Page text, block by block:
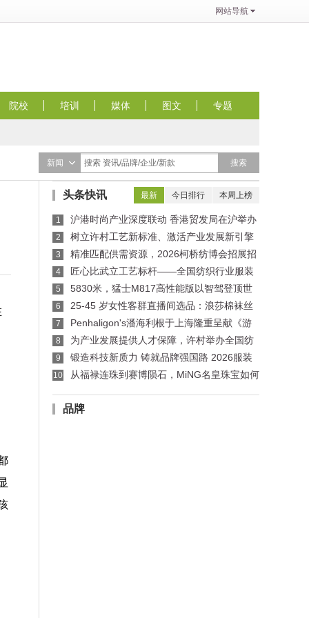
网站导航
院校 培训 媒体 图文 专题
新闻 搜索 资讯/品牌/企业/新款 搜索
最新 今日排行 本周上榜
头条快讯
1
沪港时尚产业深度联动 香港贸发局在沪举办
买手沙龙，推动业界交流
2
树立许村工艺新标准、激活产业发展新引擎
——纺织行业服装制版师/缝纫工（服装制作工）
职业技能竞赛许村选拔赛圆满收官！
3
精准匹配供需资源，2026柯桥纺博会招展招
商对接会即将举行！
4
匠心比武立工艺标杆——全国纺织行业服装
制版师、缝纫工技能竞赛许村选拔赛开赛
5
5830米，猛士M817高性能版以智驾登顶世
界公路之巅
6
25-45 岁女性客群直播间选品：浪莎棉袜丝
袜适配指南
7
Penhaligon's潘海利根于上海隆重呈献《游
弋之地：伦敦名流录》主题展览 致敬肖像兽首系
列十周年传奇篇章
8
为产业发展提供人才保障，许村举办全国纺
织行业服装制版师/缝纫工职业技能竞赛选拔赛
9
锻造科技新质力 铸就品牌强国路 2026服装
行业科技创新大会在杭州临平召开
10
从福禄连珠到赛博陨石，MiNG名皇珠宝如何
品牌